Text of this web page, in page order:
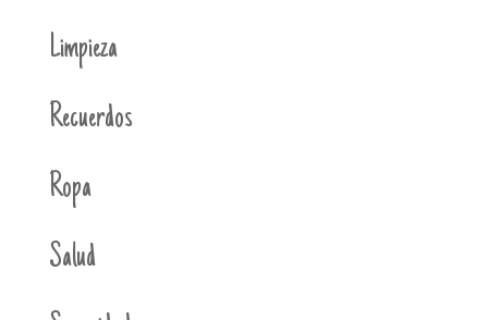
Limpieza
Recuerdos
Ropa
Salud